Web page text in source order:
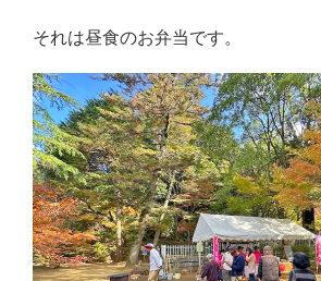
それは昼食のお弁当です。